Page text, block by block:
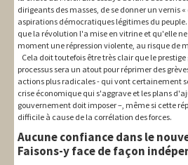
dirigeants des masses, de se donner un vernis
aspirations démocratiques légitimes du
que la révolution l'a mise en vitrine et qu'elle
moment une répression violente, au risque de
Cela doit toutefois être très clair que le
processus sera un atout pour réprimer des
actions plus radicales - qui vont certainement
crise économique qui s'aggrave et les plans
gouvernement doit imposer –, même si cette
difficile à cause de la corrélation des forces.
Aucune confiance dans le
Faisons-y face de façon